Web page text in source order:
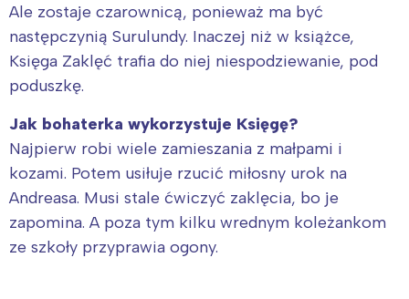
Ale zostaje czarownicą, ponieważ ma być
następczynią Surulundy. Inaczej niż w książce,
Księga Zaklęć trafia do niej niespodziewanie, pod
poduszkę.
Jak bohaterka wykorzystuje Księgę?
Najpierw robi wiele zamieszania z małpami i
kozami. Potem usiłuje rzucić miłosny urok na
Andreasa. Musi stale ćwiczyć zaklęcia, bo je
zapomina. A poza tym kilku wrednym koleżankom
ze szkoły przyprawia ogony.